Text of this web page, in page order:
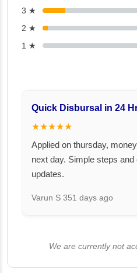
3 ★
2 ★
1 ★
Quick Disbursal in 24
★★★★★
Applied on thursday,
next day. Simple steps and
updates.
Varun S 351 days ago
We are currently not